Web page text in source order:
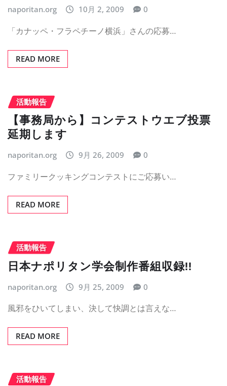
naporitan.org 10月 2, 2009 0
「カナッペ・フラペチーノ横浜」さんの応募…
READ MORE
活動報告
【事務局から】コンテストウエブ投票
延期します
naporitan.org 9月 26, 2009 0
ファミリークッキングコンテストにご応募い…
READ MORE
活動報告
日本ナポリタン学会制作番組収録!!
naporitan.org 9月 25, 2009 0
風邪をひいてしまい、決して快調とは言えな…
READ MORE
活動報告